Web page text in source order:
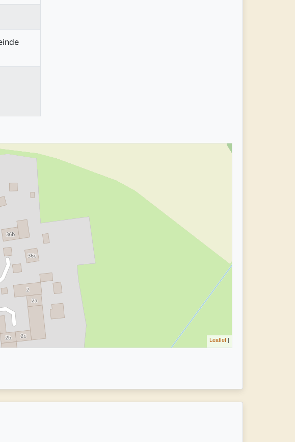
Leaflet |